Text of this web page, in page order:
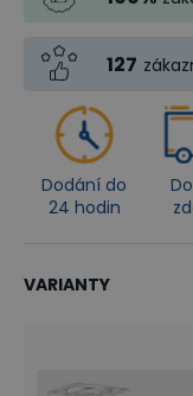
127
Dodání do
24 hodin
VARIANTY